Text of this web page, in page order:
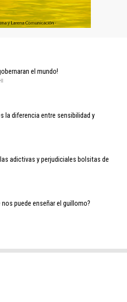
el mundo!
la diferencia entre sensibilidad y
adictivas y perjudiciales bolsitas de
nos puede enseñar el guillomo?